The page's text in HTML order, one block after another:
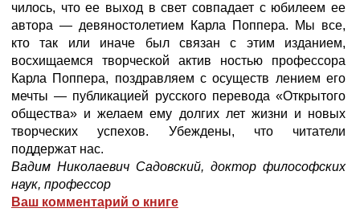
чилось, что ее выход в свет совпадает с юбилеем ее
автора — девяностолетием Карла Поппера. Мы все,
кто так или иначе был связан с этим изданием,
восхищаемся творческой актив ностью профессора
Карла Поппера, поздравляем с осуществ лением его
мечты — публикацией русского перевода «Открытого
общества» и желаем ему долгих лет жизни и новых
творческих успехов. Убеждены, что читатели
поддержат нас.
Вадим Николаевич Садовский, доктор философских
наук, профессор
Ваш комментарий о книге